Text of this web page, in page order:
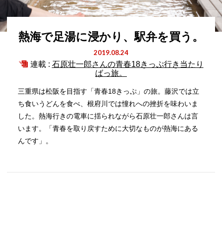
熱海で足湯に浸かり、駅弁を買う。
2019.08.24
連載 : 石原壮一郎さんの青春18きっぷ行き当たり
ばっ旅。
三重県は松阪を目指す「青春18きっぷ」の旅。藤沢では立
ち食いうどんを食べ、根府川では憧れへの挫折を味わいま
した。熱海行きの電車に揺られながら石原壮一郎さんは言
います。「青春を取り戻すために大切なものが熱海にある
んです」。